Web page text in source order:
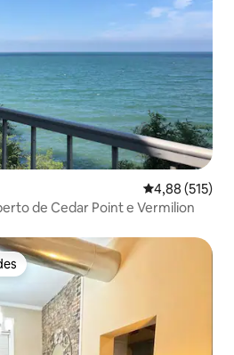
4,88 de uma
4,88 (515)
de Cedar Point e Vermilion
dos hóspedes